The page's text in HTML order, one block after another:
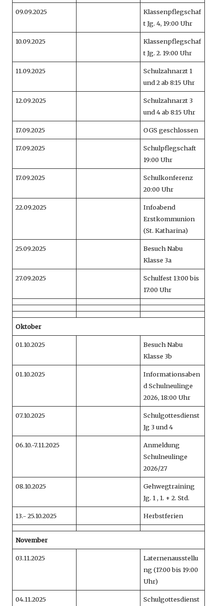
09.09.2025
Klassenpflegschaf
t Jg. 4, 19:00 Uhr
10.09.2025
Klassenpflegschaf
t Jg. 2. 19:00 Uhr
11.09.2025
Schulzahnarzt 1
und 2 ab 8:15 Uhr
12.09.2025
Schulzahnarzt 3
und 4 ab 8:15 Uhr
17.09.2025 OGS geschlossen
17.09.2025
Schulpflegschaft
19:00 Uhr
17.09.2025
Schulkonferenz
20:00 Uhr
22.09.2025
Infoabend
Erstkommunion
(St. Katharina)
25.09.2025
Besuch Nabu
Klasse 3a
27.09.2025
Schulfest 13:00 bis
17:00 Uhr
Oktober
01.10.2025
Besuch Nabu
Klasse 3b
01.10.2025
Informationsaben
d Schulneulinge
2026, 18:00 Uhr
07.10.2025
Schulgottesdienst
Jg 3 und 4
06.10.-7.11.2025
Anmeldung
Schulneulinge
2026/27
08.10.2025
Gehwegtraining
Jg. 1 , 1. + 2. Std.
13.- 25.10.2025 Herbstferien
November
03.11.2025
Laternenausstellu
ng (17:00 bis 19:00
Uhr)
04.11.2025
Schulgottesdienst